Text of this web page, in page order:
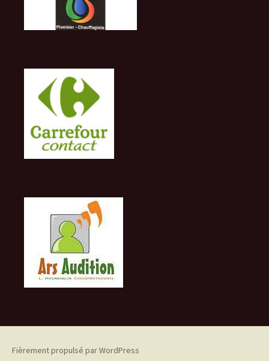
Fièrement propulsé par WordPress